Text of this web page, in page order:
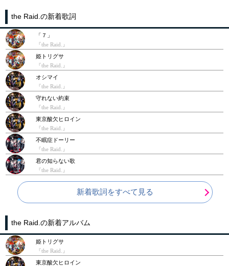
the Raid.の新着歌詞
「７」
『the Raid.』
姫トリグサ
『the Raid.』
オシマイ
『the Raid.』
守れない約束
『the Raid.』
東京酸欠ヒロイン
『the Raid.』
不眠症ドーリー
『the Raid.』
君の知らない歌
『the Raid.』
新着歌詞をすべて見る
the Raid.の新着アルバム
姫トリグサ
『the Raid.』
東京酸欠ヒロイン